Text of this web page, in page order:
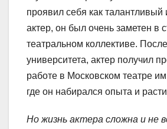
проявил себя как
актер, он был очень заметен в
театральном коллективе.
университета, актер получил
работе в Московском театре
где он набирался опыта и
Но жизнь актера сложна и не